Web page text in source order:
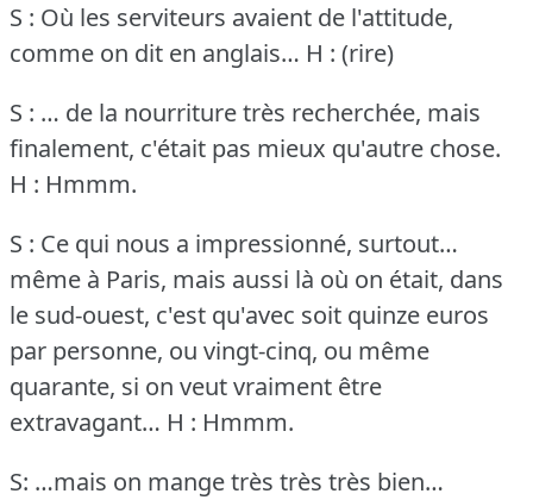
S : Où les serviteurs avaient de l'attitude,
comme on dit en anglais… H : (rire)
S : … de la nourriture très recherchée, mais
finalement, c'était pas mieux qu'autre chose.
H : Hmmm.
S : Ce qui nous a impressionné, surtout…
même à Paris, mais aussi là où on était, dans
le sud-ouest, c'est qu'avec soit quinze euros
par personne, ou vingt-cinq, ou même
quarante, si on veut vraiment être
extravagant… H : Hmmm.
S: …mais on mange très très très bien…